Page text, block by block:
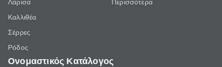
Λάρισα
Καλλιθέα
Σέρρες
Ρόδος
Περισσότερα
Ονομαστικός Κατάλογος